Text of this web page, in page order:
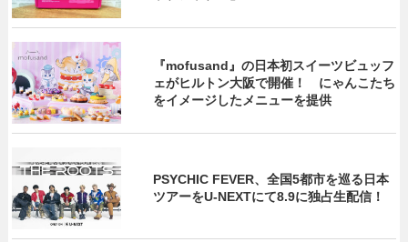
『mofusand』の日本初スイーツビュッフ
ェがヒルトン大阪で開催！ にゃんこたち
をイメージしたメニューを提供
PSYCHIC FEVER、全国5都市を巡る日本
ツアーをU‐NEXTにて8.9に独占生配信！